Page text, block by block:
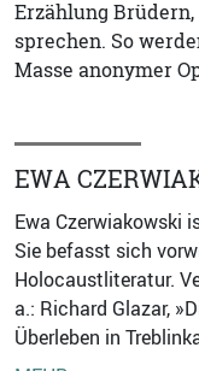
Erzählung
sprechen. So
Masse anonymer
EWA
Ewa Czerwiakowski
Sie befasst sich
Holocaustliteratur.
a.: Richard Glazar,
Überleben in